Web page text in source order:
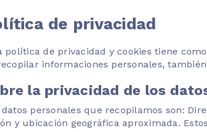
de privacidad
política de privacidad y cookies tiene
informaciones personales,
la privacidad de los
datos personales que recopilamos son:
y ubicación geográfica aproximada.